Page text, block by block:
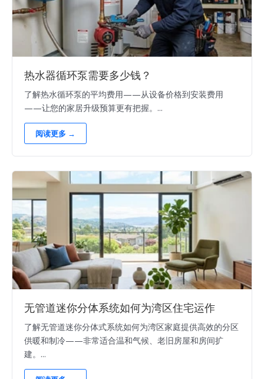
热水器循环泵需要多少钱？
了解热水循环泵的平均费用——从设备价格到安装费用
——让您的家居升级预算更有把握。...
阅读更多 →
无管道迷你分体系统如何为湾区住宅运作
了解无管道迷你分体式系统如何为湾区家庭提供高效的分区
供暖和制冷——非常适合温和气候、老旧房屋和房间扩
建。...